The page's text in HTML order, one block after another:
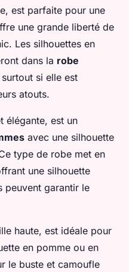
est parfaite pour une
une grande liberté de
Les silhouettes en
dans la robe
si elle est
atouts.
élégante, est un
avec une silhouette
type de robe met en
une silhouette
peuvent garantir le
haute, est idéale pour
en pomme ou en
le buste et camoufle